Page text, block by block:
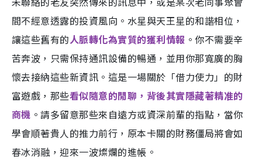
間不經意透露的投資風向。水星與天王星的和諧相位，
讓這些舊有的人脈轉化為實質的獲利情報 。你不需要辛
苦奔波，只需保持通訊設備的暢通，並用你那寬廣的胸
懷去接納這些新資訊。這是一場關於「借力使力」的財
富遊戲，那些看似隨意的閒聊，背後其實隱藏著精准的
商機 。請多留意那些來自遠方或資深前輩的指點，當你
學會順著貴人的推力前行，原本卡關的財務僵局將會如
春冰消融，迎來一波燦爛的進帳。